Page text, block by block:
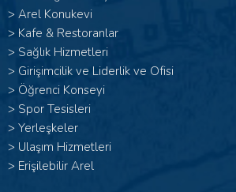
> Arel Konukevi
> Kafe & Restoranlar
> Sağlık Hizmetleri
> Girişimcilik ve Liderlik ve Ofisi
> Öğrenci Konseyi
> Spor Tesisleri
> Yerleşkeler
> Ulaşım Hizmetleri
> Erişilebilir Arel